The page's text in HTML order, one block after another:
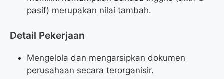
pasif) merupakan nilai tambah.
Detail Pekerjaan
Mengelola dan mengarsipkan dokumen
perusahaan secara terorganisir.